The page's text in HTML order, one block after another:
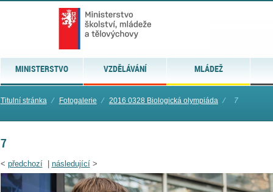
MINISTERSTVO VZDĚLÁVÁNÍ MLÁDEŽ
Titulní stránka ⁄ Fotogalerie ⁄ 2016 0328 Biologická olympiáda ⁄ 7
7
< předchozí| následující>